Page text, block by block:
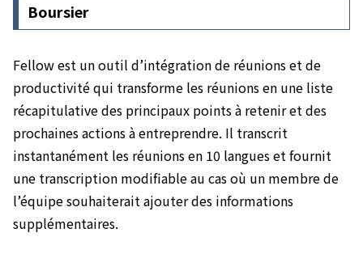
Boursier
Fellow est un outil d’intégration de réunions et de
productivité qui transforme les réunions en une liste
récapitulative des principaux points à retenir et des
prochaines actions à entreprendre. Il transcrit
instantanément les réunions en 10 langues et fournit
une transcription modifiable au cas où un membre de
l’équipe souhaiterait ajouter des informations
supplémentaires.